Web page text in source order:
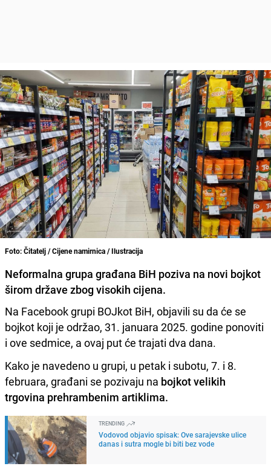
Foto: Čitatelj / Cijene namirnica / Ilustracija
Neformalna grupa građana BiH poziva na novi bojkot
širom države zbog visokih cijena.
Na Facebook grupi BOJkot BiH, objavili su da će se
bojkot koji je održao, 31. januara 2025. godine ponoviti
i ove sedmice, a ovaj put će trajati dva dana.
Kako je navedeno u grupi, u petak i subotu, 7. i 8.
februara, građani se pozivaju na bojkot velikih
trgovina prehrambenim artiklima.
TRENDING
Vodovod objavio spisak: Ove sarajevske ulice
danas i sutra mogle bi biti bez vode